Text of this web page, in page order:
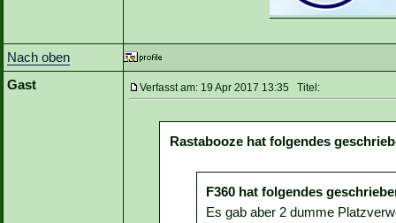
Nach oben
Gast
Verfasst am: 19 Apr 2017 13:35 Titel:
Rastabooze hat folgendes
F360 hat folgendes
Es gab aber 2 dumme